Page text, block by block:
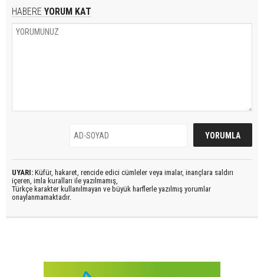
HABERE YORUM KAT
UYARI: Küfür, hakaret, rencide edici cümleler veya imalar, inançlara saldırı
içeren, imla kuralları ile yazılmamış,
Türkçe karakter kullanılmayan ve büyük harflerle yazılmış yorumlar
onaylanmamaktadır.